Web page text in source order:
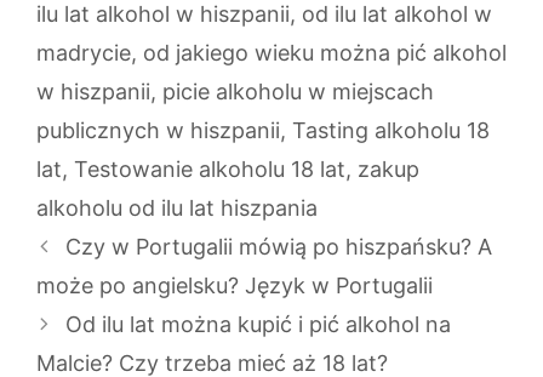
ilu lat alkohol w hiszpanii, od ilu lat alkohol w
madrycie, od jakiego wieku można pić alkohol
w hiszpanii, picie alkoholu w miejscach
publicznych w hiszpanii, Tasting alkoholu 18
lat, Testowanie alkoholu 18 lat, zakup
alkoholu od ilu lat hiszpania
Czy w Portugalii mówią po hiszpańsku? A
może po angielsku? Język w Portugalii
Od ilu lat można kupić i pić alkohol na
Malcie? Czy trzeba mieć aż 18 lat?